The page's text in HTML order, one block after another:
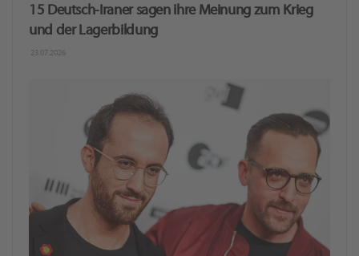
15 Deutsch-Iraner sagen ihre Meinung zum Krieg
und der Lagerbildung
23.07.2026